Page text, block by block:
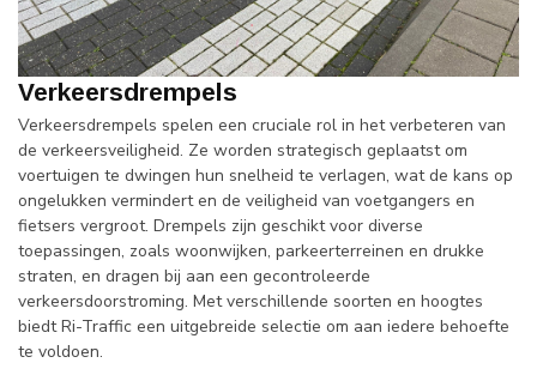
Verkeersdrempels
Verkeersdrempels spelen een cruciale rol in het verbeteren van
de verkeersveiligheid. Ze worden strategisch geplaatst om
voertuigen te dwingen hun snelheid te verlagen, wat de kans op
ongelukken vermindert en de veiligheid van voetgangers en
fietsers vergroot. Drempels zijn geschikt voor diverse
toepassingen, zoals woonwijken, parkeerterreinen en drukke
straten, en dragen bij aan een gecontroleerde
verkeersdoorstroming. Met verschillende soorten en hoogtes
biedt Ri-Traffic een uitgebreide selectie om aan iedere behoefte
te voldoen.